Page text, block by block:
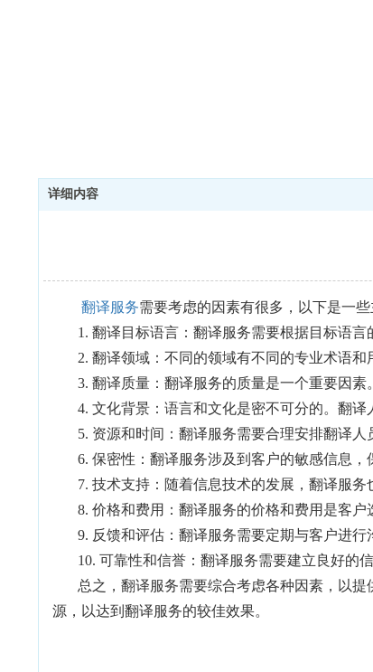
详细内容
翻译服务需要考虑的因素有很多，以下是一些
1. 翻译目标语言：翻译服务需要根据目标语
2. 翻译领域：不同的领域有不同的专业术语
3. 翻译质量：翻译服务的质量是一个重要因
4. 文化背景：语言和文化是密不可分的。翻
5. 资源和时间：翻译服务需要合理安排翻译
6. 保密性：翻译服务涉及到客户的敏感信息
7. 技术支持：随着信息技术的发展，翻译服
8. 价格和费用：翻译服务的价格和费用是客
9. 反馈和评估：翻译服务需要定期与客户进
10. 可靠性和信誉：翻译服务需要建立良好的
总之，翻译服务需要综合考虑各种因素，以
源，以达到翻译服务的较佳效果。